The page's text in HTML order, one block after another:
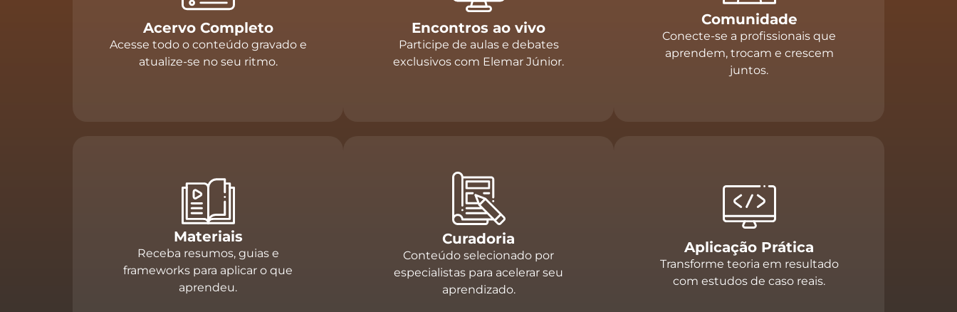
Acervo Completo
Acesse todo o conteúdo gravado e
atualize-se no seu ritmo.
Encontros ao vivo
Participe de aulas e debates
exclusivos com Elemar Júnior.
Comunidade
Conecte-se a profissionais que
aprendem, trocam e crescem
juntos.
Materiais
Receba resumos, guias e
frameworks para aplicar o que
aprendeu.
Curadoria
Conteúdo selecionado por
especialistas para acelerar seu
aprendizado.
Aplicação Prática
Transforme teoria em resultado
com estudos de caso reais.